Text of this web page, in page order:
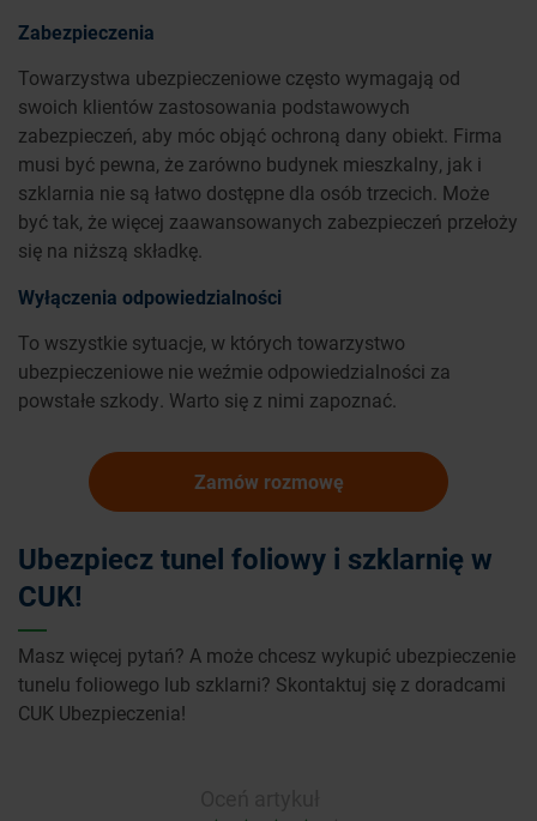
Zabezpieczenia
Towarzystwa ubezpieczeniowe często wymagają od
swoich klientów zastosowania podstawowych
zabezpieczeń, aby móc objąć ochroną dany obiekt. Firma
musi być pewna, że zarówno budynek mieszkalny, jak i
szklarnia nie są łatwo dostępne dla osób trzecich. Może
być tak, że więcej zaawansowanych zabezpieczeń przełoży
się na niższą składkę.
Wyłączenia odpowiedzialności
To wszystkie sytuacje, w których towarzystwo
ubezpieczeniowe nie weźmie odpowiedzialności za
powstałe szkody. Warto się z nimi zapoznać.
Zamów rozmowę
Ubezpiecz tunel foliowy i szklarnię w
CUK!
Masz więcej pytań? A może chcesz wykupić ubezpieczenie
tunelu foliowego lub szklarni? Skontaktuj się z doradcami
CUK Ubezpieczenia!